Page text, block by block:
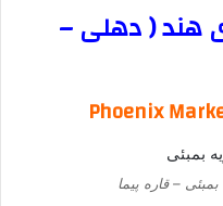
هند ( دهلی –
– قاره پیما